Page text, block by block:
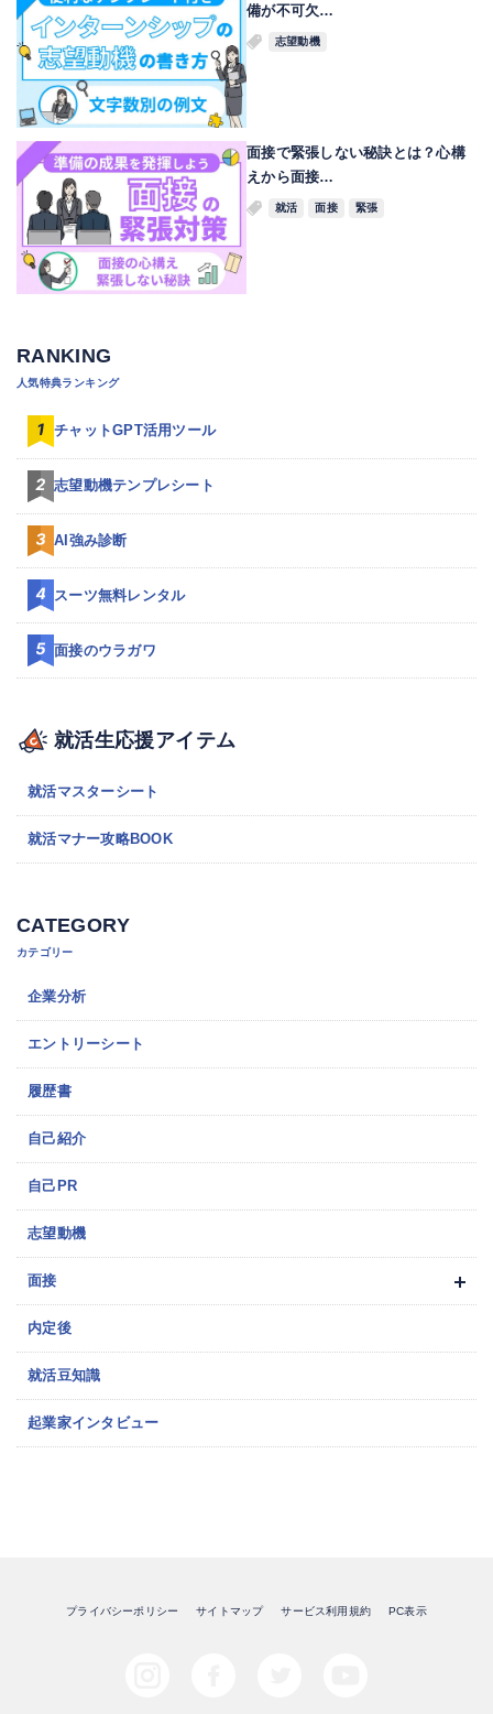
備が不可欠…
志望動機
面接で緊張しない秘訣とは？心構
えから面接…
就活 面接 緊張
RANKING
人気特典ランキング
チャットGPT活用ツール
志望動機テンプレシート
AI強み診断
スーツ無料レンタル
面接のウラガワ
就活生応援アイテム
就活マスターシート
就活マナー攻略BOOK
CATEGORY
カテゴリー
企業分析
エントリーシート
履歴書
自己紹介
自己PR
志望動機
面接
内定後
就活豆知識
起業家インタビュー
プライバシーポリシー サイトマップ サービス利用規約 PC表示